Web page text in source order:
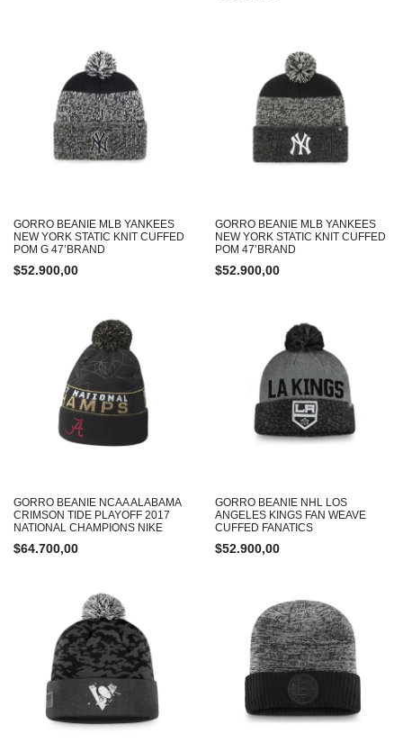
GORRO BEANIE MLB YANKEES
NEW YORK STATIC KNIT CUFFED
POM G 47’BRAND
$52.900,00
GORRO BEANIE MLB YANKEES
NEW YORK STATIC KNIT CUFFED
POM 47’BRAND
$52.900,00
GORRO BEANIE NCAA ALABAMA
CRIMSON TIDE PLAYOFF 2017
NATIONAL CHAMPIONS NIKE
$64.700,00
GORRO BEANIE NHL LOS
ANGELES KINGS FAN WEAVE
CUFFED FANATICS
$52.900,00